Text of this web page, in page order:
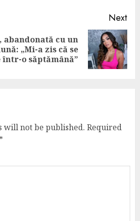
Next
abandonată cu un
„Mi-a zis că se
o săptămână”
will not be published. Required
*